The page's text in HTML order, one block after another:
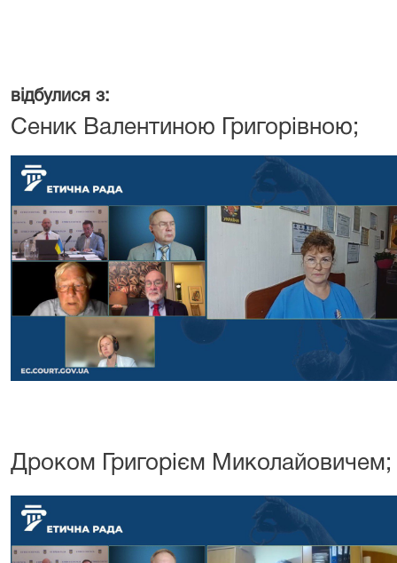
відбулися з:
Сеник Валентиною Григорівною;
Дроком Григорієм Миколайовичем;